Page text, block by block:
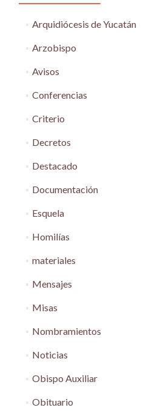
Arquidiócesis de Yucatán
Arzobispo
Avisos
Conferencias
Criterio
Decretos
Destacado
Documentación
Esquela
Homilías
materiales
Mensajes
Misas
Nombramientos
Noticias
Obispo Auxiliar
Obituario